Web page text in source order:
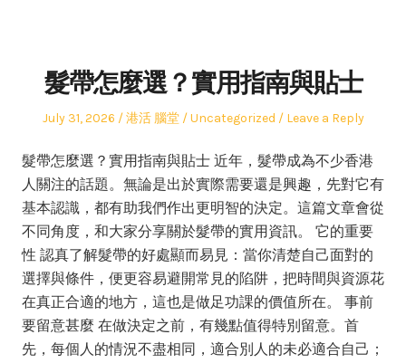
髮帶怎麼選？實用指南與貼士
Posted
July 31, 2026 Author
港活 腦堂
Posted
Uncategorized Leave a Reply
髮帶怎麼選？實用指南與貼士 近年，髮帶成為不少香港
人關注的話題。無論是出於實際需要還是興趣，先對它有
基本認識，都有助我們作出更明智的決定。這篇文章會從
不同角度，和大家分享關於髮帶的實用資訊。 它的重要
性 認真了解髮帶的好處顯而易見：當你清楚自己面對的
選擇與條件，便更容易避開常見的陷阱，把時間與資源花
在真正合適的地方，這也是做足功課的價值所在。 事前
要留意甚麼 在做決定之前，有幾點值得特別留意。首
先，每個人的情況不盡相同，適合別人的未必適合自己；